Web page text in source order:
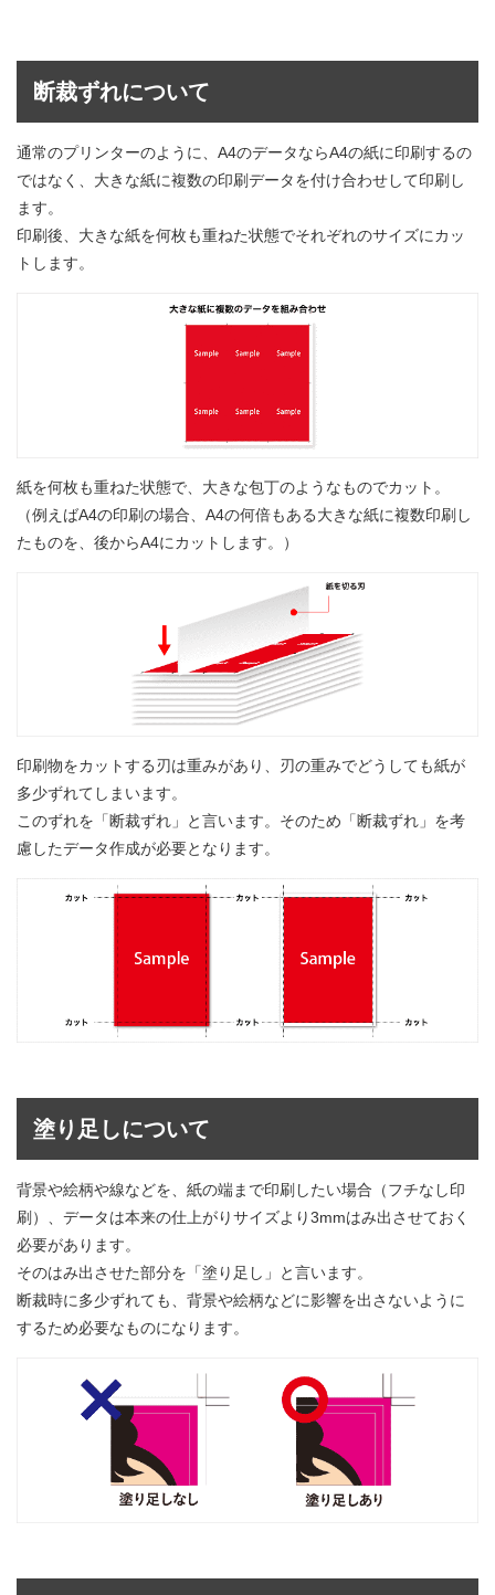
断裁ずれについて
通常のプリンターのように、A4のデータならA4の紙に印刷するの
ではなく、大きな紙に複数の印刷データを付け合わせして印刷し
ます。
印刷後、大きな紙を何枚も重ねた状態でそれぞれのサイズにカッ
トします。
紙を何枚も重ねた状態で、大きな包丁のようなものでカット。
（例えばA4の印刷の場合、A4の何倍もある大きな紙に複数印刷し
たものを、後からA4にカットします。）
印刷物をカットする刃は重みがあり、刃の重みでどうしても紙が
多少ずれてしまいます。
このずれを「断裁ずれ」と言います。そのため「断裁ずれ」を考
慮したデータ作成が必要となります。
塗り足しについて
背景や絵柄や線などを、紙の端まで印刷したい場合（フチなし印
刷）、データは本来の仕上がりサイズより3mmはみ出させておく
必要があります。
そのはみ出させた部分を「塗り足し」と言います。
断裁時に多少ずれても、背景や絵柄などに影響を出さないように
するため必要なものになります。